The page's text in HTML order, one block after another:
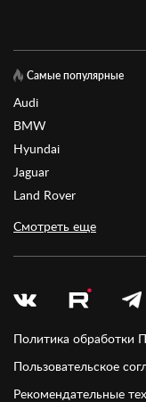
Самые популярные
Audi
BMW
Hyundai
Jaguar
Land Rover
Смотреть еще
Политика обработки
Пользовательское
Рекомендательные